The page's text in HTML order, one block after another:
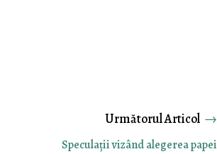
Speculaţii vizând alegerea papei
→